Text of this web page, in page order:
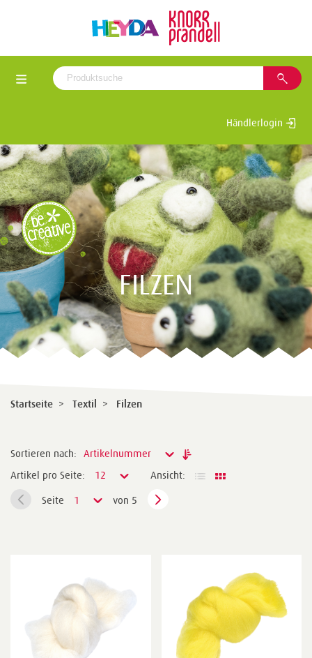
Händlerlogin
FILZEN
Startseite > Textil > Filzen
Sortieren nach:
Artikelnummer
Artikel pro Seite:
12 Ansicht:
Seite 1 von 5